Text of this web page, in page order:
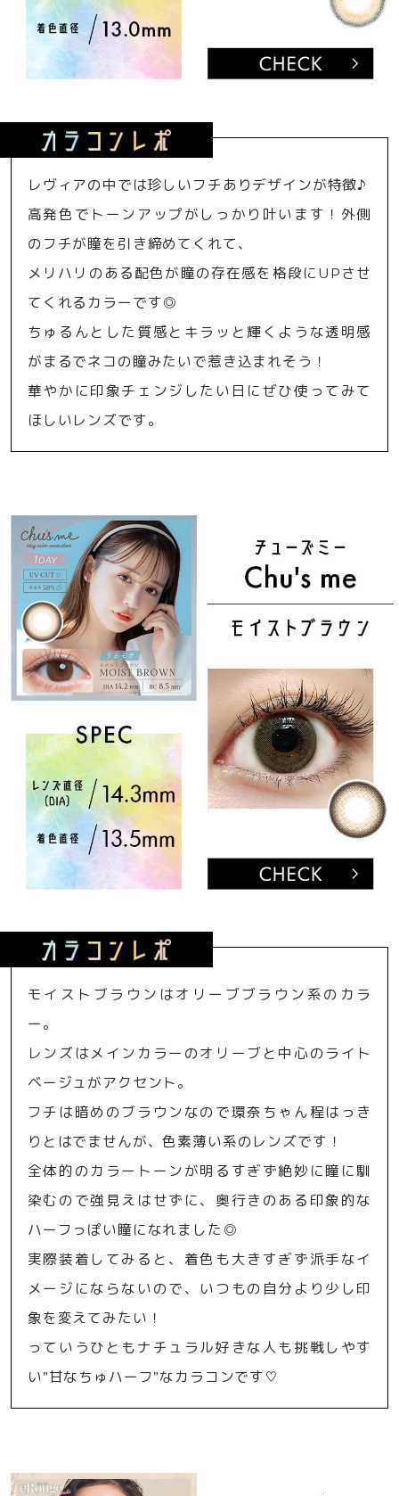
レヴィアの中では珍しいフチありデザインが特徴♪
高発色でトーンアップがしっかり叶います！外側
のフチが瞳を引き締めてくれて、
メリハリのある配色が瞳の存在感を格段にUPさせ
てくれるカラーです◎
ちゅるんとした質感とキラッと輝くような透明感
がまるでネコの瞳みたいで惹き込まれそう！
華やかに印象チェンジしたい日にぜひ使ってみて
ほしいレンズです。
モイストブラウンはオリーブブラウン系のカラ
ー。
レンズはメインカラーのオリーブと中心のライト
ベージュがアクセント。
フチは暗めのブラウンなので環奈ちゃん程はっき
りとはでませんが、色素薄い系のレンズです！
全体的のカラートーンが明るすぎず絶妙に瞳に馴
染むので強見えはせずに、奥行きのある印象的な
ハーフっぽい瞳になれました◎
実際装着してみると、着色も大きすぎず派手なイ
メージにならないので、いつもの自分より少し印
象を変えてみたい！
っていうひともナチュラル好きな人も挑戦しやす
い”甘なちゅハーフ”なカラコンです♡